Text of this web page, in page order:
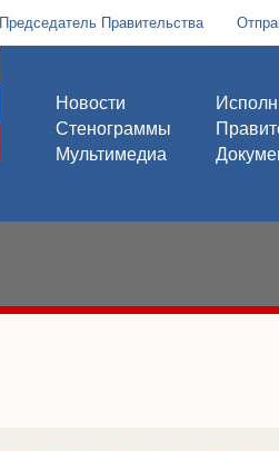
Председатель Правительства
Новости
Стенограммы
Мультимедиа